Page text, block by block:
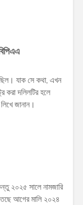
যাক সে কথা, এখন
করা দলিলটির হলে
জানান।
২০২৫ সালে নামজারি
আগের মালি ২০২৪